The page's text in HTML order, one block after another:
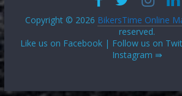
Copyright © 2026 BikersTime Online
reserved.
Like us on Facebook | Follow us on
Instagram ⇛